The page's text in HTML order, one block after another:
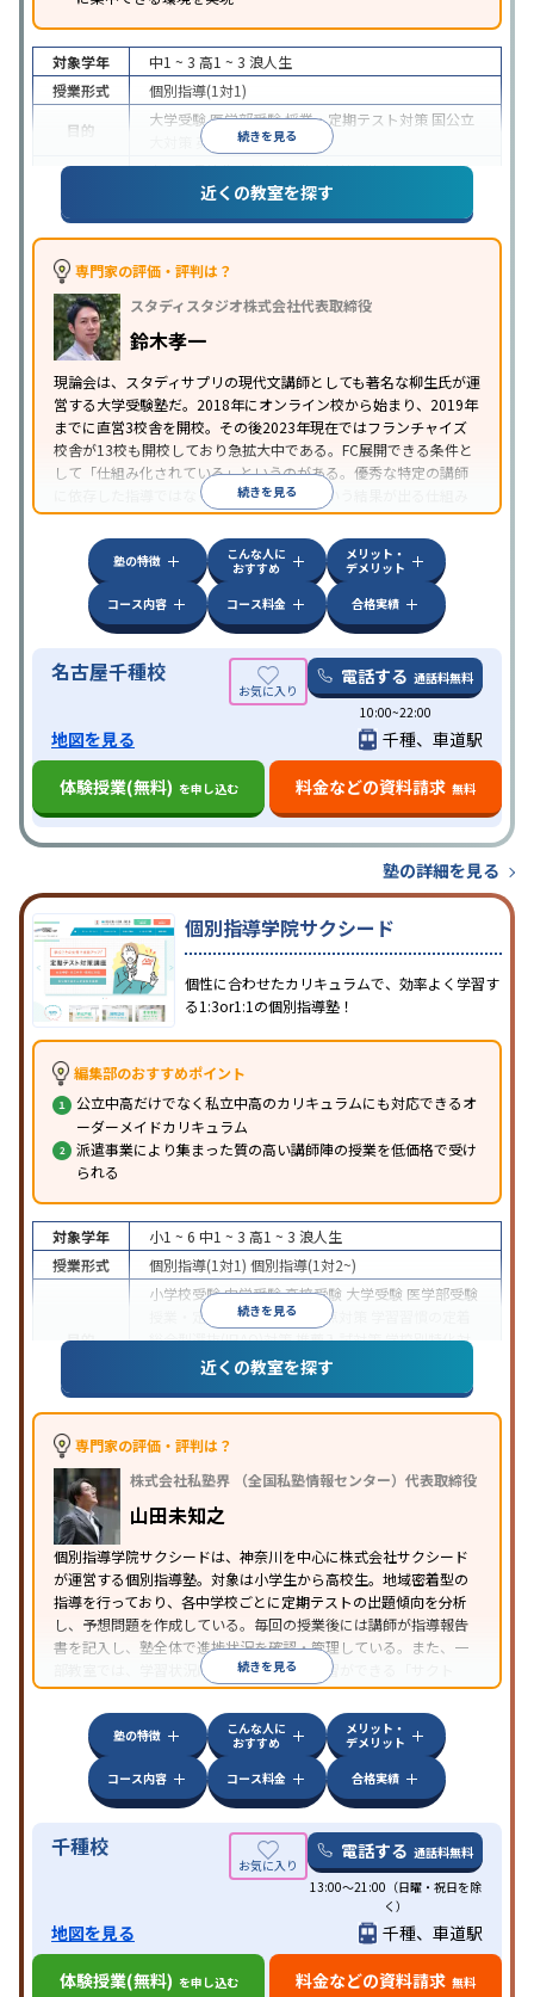
続きを見る
対象学年 中1 ~ 3 高1 ~ 3 浪人生
授業形式
個別指導(1対1)
目的
大学受験医学部受験授業・定期テスト対策 国公立
英検(英語検定)対策
中高一貫校生に対応授業の振替可能オンライン対
自習室あり
近くの教室を探す
専門家の評価・評判は？
スタディスタジオ株式会社代表取締役
鈴木孝一
現論会は、スタディサプリの現代文講師としても著名な柳生氏が運
営する大学受験塾だ。2018年にオンライン校から始まり、2019年
までに直営3校舎を開校。その後2023年現在ではフランチャイズ
校舎が13校も開校しており急拡大中である。FC展開できる条件と
して「仕組み化されている」というのがある。優秀な特定の講師
に依存した指導ではなく、大学受験合格という結果が出る仕組み
が、現論会ではすでに構築できているということが読み取れる。
続きを見る
塾の特徴
こんな人に
おすすめ
メリット・
デメリット
コース内容
コース料金 合格実績
名古屋千種校 電話する 通話料無料
10:00~22:00
地図を見る
千種、車道駅
体験授業(無料) を申し込む 料金などの資料請求 無料
塾の詳細を見る
個別指導学院サクシード
個性に合わせたカリキュラムで、効率よく学習す
る1:3or1:1の個別指導塾！
編集部のおすすめポイント
公立中高だけでなく私立中高のカリキュラムにも対応できるオ
ーダーメイドカリキュラム
派遣事業により集まった質の高い講師陣の授業を低価格で受け
られる
続きを見る
対象学年 小1 ~ 6 中1 ~ 3 高1 ~ 3 浪人生
授業形式
個別指導(1対1) 個別指導(1対2~)
目的
小学校受験中学受験高校受験 大学受験 医学部受験
授業・定期テスト対策
内申点対策
総合型選抜(旧AO)対策推薦入試対策学校別特化対
国公立大対策私大対策 共通テスト対策
特徴
中高一貫校生に対応授業の振替可能不登校生に対
応
オンライン対応
みの受講可 発達障害の子どもに対応
近くの教室を探す
専門家の評価・評判は？
株式会社私塾界 （全国私塾情報センター）代表取締役
山田未知之
個別指導学院サクシードは、神奈川を中心に株式会社サクシード
が運営する個別指導塾。対象は小学生から高校生。地域密着型の
指導を行っており、各中学校ごとに定期テストの出題傾向を分析
し、予想問題を作成している。毎回の授業後には講師が指導報告
書を記入し、塾全体で進捗状況を確認・管理している。また、一
部教室では、学習状況に応じてプリント学習ができる「サクト
レ」というシステムを用いている。
続きを見る
塾の特徴
こんな人に
おすすめ
メリット・
デメリット
コース内容
コース料金 合格実績
千種校 電話する 通話料無料
13:00～21:00（日曜・祝日を除
く）
地図を見る
千種、車道駅
体験授業(無料) を申し込む 料金などの資料請求 無料